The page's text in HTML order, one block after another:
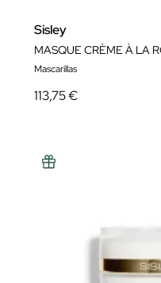
Sisley
MASQUE CRÈME À LA
Mascarillas
113,75 €